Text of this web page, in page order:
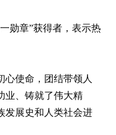
勋章”获得者，表示热
心使命，团结带领人
业、铸就了伟大精
发展史和人类社会进